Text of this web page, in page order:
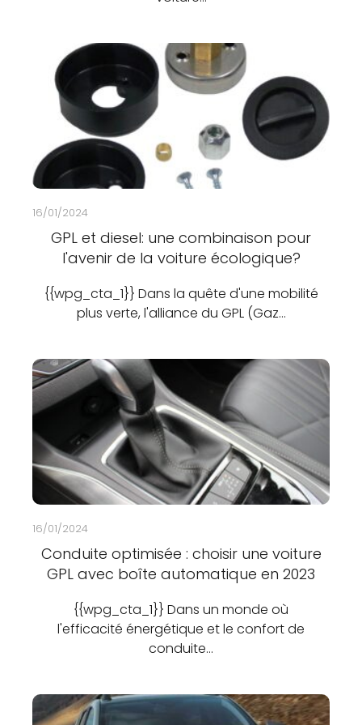
16/01/2024
GPL et diesel: une combinaison pour
l'avenir de la voiture écologique?
{{wpg_cta_1}} Dans la quête d'une mobilité
plus verte, l'alliance du GPL (Gaz…
16/01/2024
Conduite optimisée : choisir une voiture
GPL avec boîte automatique en 2023
{{wpg_cta_1}} Dans un monde où
l'efficacité énergétique et le confort de
conduite…